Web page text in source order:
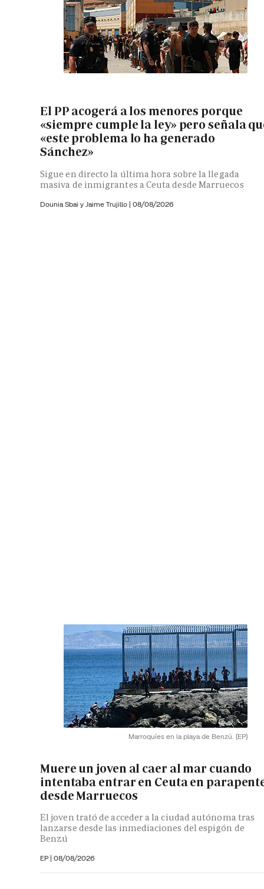
El PP acogerá a los menores porque
«siempre cumple la ley» pero señala
«este problema lo ha generado
Sánchez»
Sigue en directo la última hora sobre la llegada
masiva de inmigrantes a Ceuta desde Marruecos
Dounia Sbai y Jaime Trujillo | 08/08/2026
Marroquíes en la playa de Benzú. (EP)
Muere un joven al caer al mar cuando
intentaba entrar en Ceuta en
desde Marruecos
El joven trató de acceder a la ciudad autónoma tras
lanzarse desde las inmediaciones del espigón de
Benzú
EP | 08/08/2026